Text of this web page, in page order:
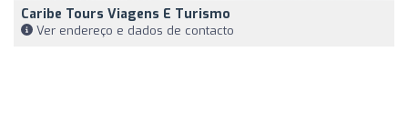
Caribe Tours Viagens E Turismo
Ver endereço e dados de contacto